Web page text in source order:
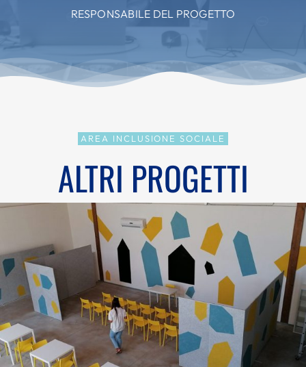
RESPONSABILE DEL PROGETTO
AREA INCLUSIONE SOCIALE
ALTRI PROGETTI
CENTRI CIVICI